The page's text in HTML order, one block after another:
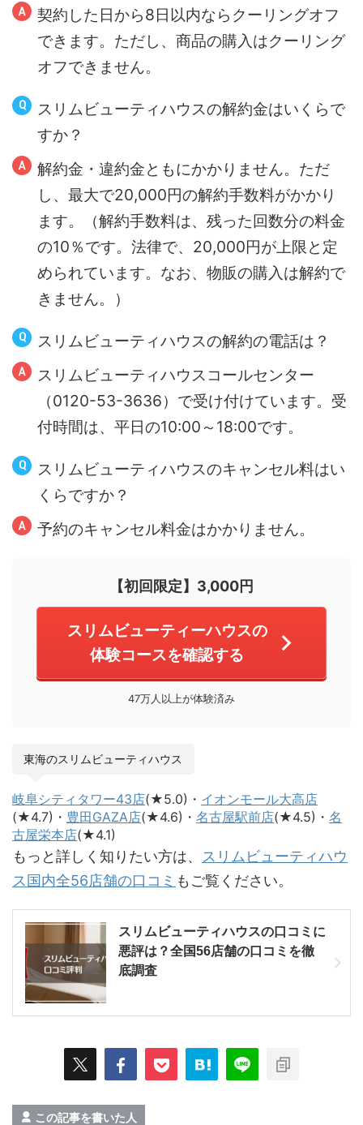
契約した日から8日以内ならクーリングオフ
できます。ただし、商品の購入はクーリング
オフできません。
スリムビューティハウスの解約金はいくらで
すか？
解約金・違約金ともにかかりません。ただ
し、最大で20,000円の解約手数料がかかり
ます。（解約手数料は、残った回数分の料金
の10％です。法律で、20,000円が上限と定
められています。なお、物販の購入は解約で
きません。）
スリムビューティハウスの解約の電話は？
スリムビューティハウスコールセンター
（0120-53-3636）で受け付けています。受
付時間は、平日の10:00～18:00です。
スリムビューティハウスのキャンセル料はい
くらですか？
予約のキャンセル料金はかかりません。
【初回限定】3,000円
スリムビューティーハウスの
体験コースを確認する
47万人以上が体験済み
東海のスリムビューティハウス
岐阜シティタワー43店(★5.0)・ イオンモール大高店
(★4.7)・ 豊田GAZA店(★4.6)・ 名古屋駅前店(★4.5)・ 名
古屋栄本店(★4.1)
もっと詳しく知りたい方は、
スリムビューティハウ
ス国内全56店舗の口コミ もご覧ください。
スリムビューティハウスの口コミに
悪評は？全国56店舗の口コミを徹
底調査
この記事を書いた人